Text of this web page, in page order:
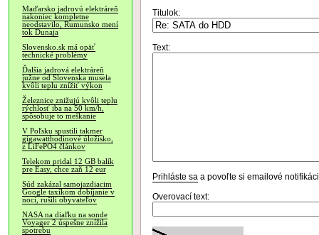
Maďarsko jadrovú elektráreň
nakoniec kompletne
neodstavilo, Rumunsko mení
tok Dunaja
Slovensko.sk má opäť
technické problémy
Ďalšia jadrová elektráreň
južne od Slovenska musela
kvôli teplu znížiť výkon
Železnice znižujú kvôli teplu
rýchlosť iba na 50 km/h,
spôsobuje to meškanie
V Poľsku spustili takmer
gigawatthodinové úložisko,
z LiFePO4 článkov
Telekom pridal 12 GB balík
pre Easy, chce zaň 12 eur
Súd zakázal samojazdiacim
Google taxíkom dobíjanie v
noci, rušili obyvateľov
NASA na diaľku na sonde
Voyager 2 úspešne znížila
spotrebu
Titulok:
Text:
Prihláste sa a povoľte si emailové
Overovací text: